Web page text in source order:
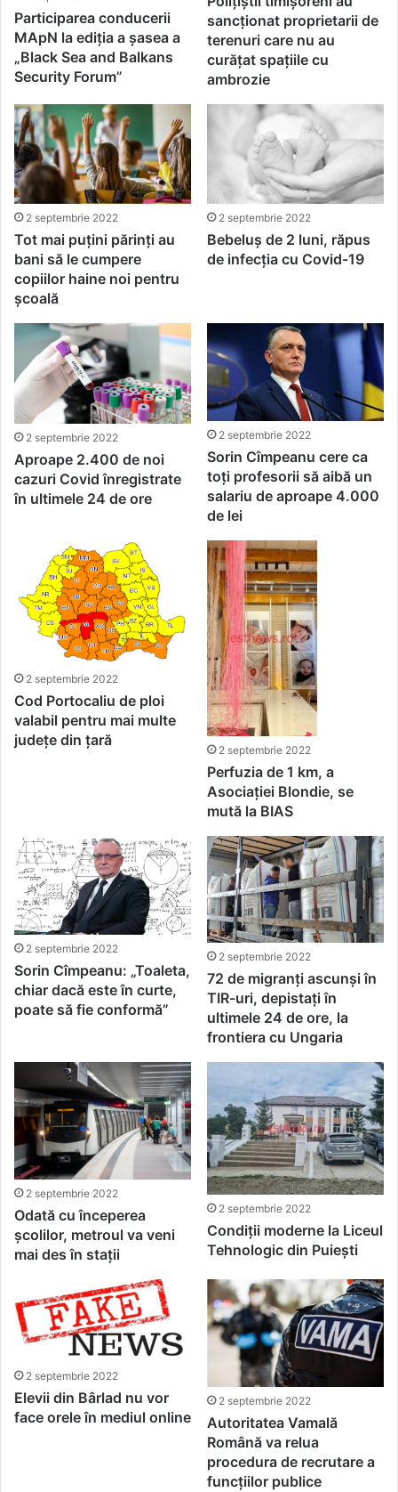
Participarea conducerii
MApN la ediția a șasea a
„Black Sea and Balkans
Security Forum”
sancționat proprietarii de
terenuri care nu au
curățat spațiile cu
ambrozie
2 septembrie 2022
Tot mai puțini părinți au
bani să le cumpere
copiilor haine noi pentru
școală
2 septembrie 2022
Bebeluș de 2 luni, răpus
de infecția cu Covid-19
2 septembrie 2022
Aproape 2.400 de noi
cazuri Covid înregistrate
în ultimele 24 de ore
2 septembrie 2022
Sorin Cîmpeanu cere ca
toți profesorii să aibă un
salariu de aproape 4.000
de lei
2 septembrie 2022
Cod Portocaliu de ploi
valabil pentru mai multe
județe din țară
2 septembrie 2022
Perfuzia de 1 km, a
Asociației Blondie, se
mută la BIAS
2 septembrie 2022
Sorin Cîmpeanu: „Toaleta,
chiar dacă este în curte,
poate să fie conformă”
2 septembrie 2022
72 de migranți ascunși în
TIR-uri, depistați în
ultimele 24 de ore, la
frontiera cu Ungaria
2 septembrie 2022
Odată cu începerea
școlilor, metroul va veni
mai des în stații
2 septembrie 2022
Condiții moderne la Liceul
Tehnologic din Puiești
2 septembrie 2022
Elevii din Bârlad nu vor
face orele în mediul online
2 septembrie 2022
Autoritatea Vamală
Română va relua
procedura de recrutare a
funcțiilor publice